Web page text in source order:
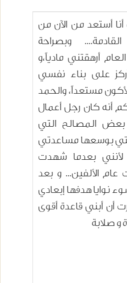
أنا أستعد من الآن من
وبصراحة
أرهقتني مادياً،و
على بناء نفسي
مستعداً، والحمد
أنه كان رجل أعمال
بعض المصالح التي
بوسعها مساعدتي
لأنني بعدما شهدت
عام الألفين... و بعد
نوايا هدفها إبعادي
أن أبني قاعدة أقوى
و صلابة